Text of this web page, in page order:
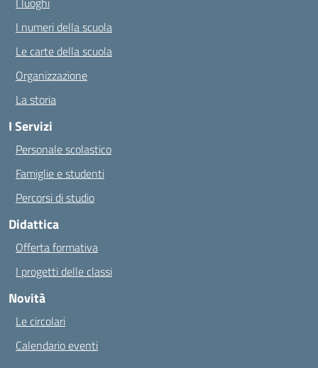
I numeri della scuola
Le carte della scuola
Organizzazione
La storia
I Servizi
Personale scolastico
Famiglie e studenti
Percorsi di studio
Didattica
Offerta formativa
I progetti delle classi
Novità
Le circolari
Calendario eventi